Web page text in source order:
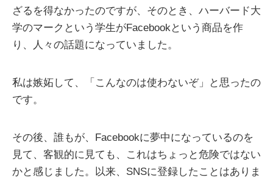
ざるを得なかったのですが、そのとき、ハーバード大
学のマークという学生がFacebookという商品を作
り、人々の話題になっていました。
私は嫉妬して、「こんなのは使わないぞ」と思ったの
です。
その後、誰もが、Facebookに夢中になっているのを
見て、客観的に見ても、これはちょっと危険ではない
かと感じました。以来、SNSに登録したことはありま